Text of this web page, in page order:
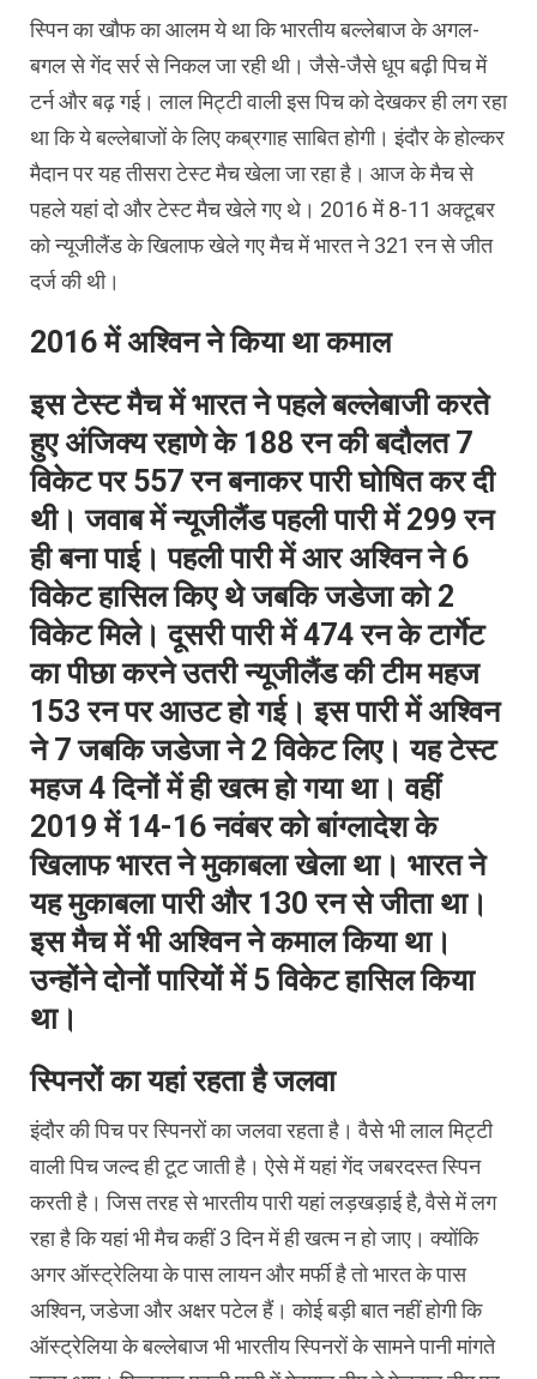
स्पिन का खौफ का आलम ये था कि भारतीय बल्लेबाज के अगल-
बगल से गेंद सर्र से निकल जा रही थी। जैसे-जैसे धूप बढ़ी पिच में
टर्न और बढ़ गई। लाल मिट्टी वाली इस पिच को देखकर ही लग रहा
था कि ये बल्लेबाजों के लिए कब्रगाह साबित होगी। इंदौर के होल्कर
मैदान पर यह तीसरा टेस्ट मैच खेला जा रहा है। आज के मैच से
पहले यहां दो और टेस्ट मैच खेले गए थे। 2016 में 8-11 अक्टूबर
को न्यूजीलैंड के खिलाफ खेले गए मैच में भारत ने 321 रन से जीत
दर्ज की थी।
2016 में अश्विन ने किया था कमाल
इस टेस्ट मैच में भारत ने पहले बल्लेबाजी करते
हुए अंजिक्य रहाणे के 188 रन की बदौलत 7
विकेट पर 557 रन बनाकर पारी घोषित कर दी
थी। जवाब में न्यूजीलैंड पहली पारी में 299 रन
ही बना पाई। पहली पारी में आर अश्विन ने 6
विकेट हासिल किए थे जबकि जडेजा को 2
विकेट मिले। दूसरी पारी में 474 रन के टार्गेट
का पीछा करने उतरी न्यूजीलैंड की टीम महज
153 रन पर आउट हो गई। इस पारी में अश्विन
ने 7 जबकि जडेजा ने 2 विकेट लिए। यह टेस्ट
महज 4 दिनों में ही खत्म हो गया था। वहीं
2019 में 14-16 नवंबर को बांग्लादेश के
खिलाफ भारत ने मुकाबला खेला था। भारत ने
यह मुकाबला पारी और 130 रन से जीता था।
इस मैच में भी अश्विन ने कमाल किया था।
उन्होंने दोनों पारियों में 5 विकेट हासिल किया
था।
स्पिनरों का यहां रहता है जलवा
इंदौर की पिच पर स्पिनरों का जलवा रहता है। वैसे भी लाल मिट्टी
वाली पिच जल्द ही टूट जाती है। ऐसे में यहां गेंद जबरदस्त स्पिन
करती है। जिस तरह से भारतीय पारी यहां लड़खड़ाई है, वैसे में लग
रहा है कि यहां भी मैच कहीं 3 दिन में ही खत्म न हो जाए। क्योंकि
अगर ऑस्ट्रेलिया के पास लायन और मर्फी है तो भारत के पास
अश्विन, जडेजा और अक्षर पटेल हैं। कोई बड़ी बात नहीं होगी कि
ऑस्ट्रेलिया के बल्लेबाज भी भारतीय स्पिनरों के सामने पानी मांगते